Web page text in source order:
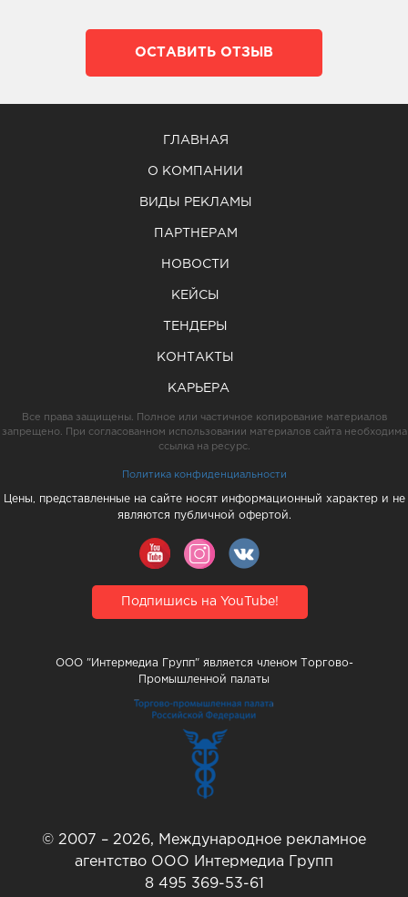
ОСТАВИТЬ ОТЗЫВ
ГЛАВНАЯ
О КОМПАНИИ
ВИДЫ РЕКЛАМЫ
ПАРТНЕРАМ
НОВОСТИ
КЕЙСЫ
ТЕНДЕРЫ
КОНТАКТЫ
КАРЬЕРА
Все права защищены. Полное или частичное копирование материалов
запрещено. При согласованном использовании материалов сайта необходима
ссылка на ресурс.
Политика конфиденциальности
Цены, представленные на сайте носят информационный характер и не
являются публичной офертой.
Подпишись на YouTube!
ООО "Интермедиа Групп" является членом Торгово-
Промышленной палаты
© 2007 – 2026, Международное рекламное
агентство ООО Интермедиа Групп
8 495 369-53-61